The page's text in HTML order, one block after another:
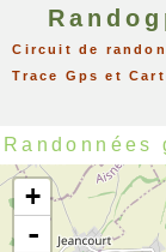
Circuit de
Trace Gps et
Randonnées
+
-